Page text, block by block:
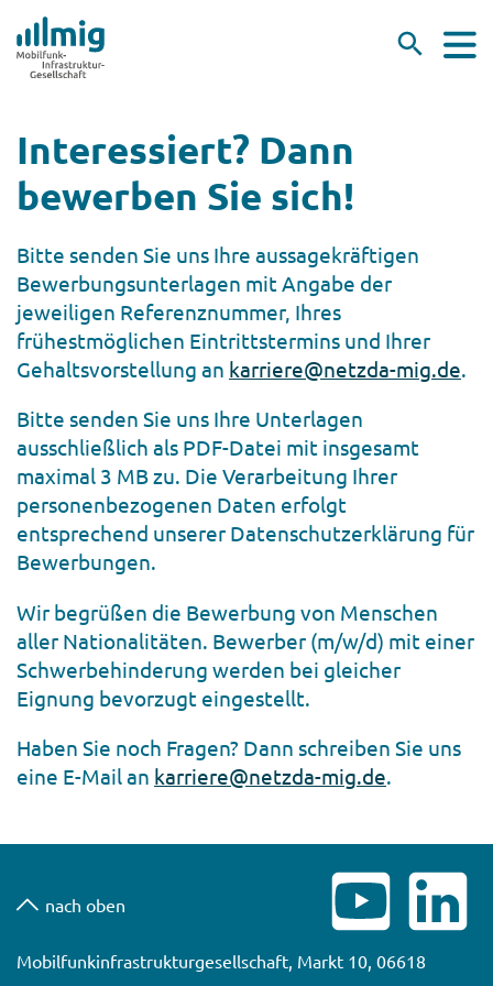
Interessiert? Dann
bewerben Sie sich!
Bitte senden Sie uns Ihre aussagekräftigen
Bewerbungsunterlagen mit Angabe der
jeweiligen Referenznummer, Ihres
frühestmöglichen Eintrittstermins und Ihrer
Gehaltsvorstellung an karriere@netzda-mig.de.
Bitte senden Sie uns Ihre Unterlagen
ausschließlich als PDF-Datei mit insgesamt
maximal 3 MB zu. Die Verarbeitung Ihrer
personenbezogenen Daten erfolgt
entsprechend unserer Datenschutzerklärung für
Bewerbungen.
Wir begrüßen die Bewerbung von Menschen
aller Nationalitäten. Bewerber (m/w/d) mit einer
Schwerbehinderung werden bei gleicher
Eignung bevorzugt eingestellt.
Haben Sie noch Fragen? Dann schreiben Sie uns
eine E-Mail an karriere@netzda-mig.de.
nach oben
Mobilfunkinfrastrukturgesellschaft, Markt 10, 06618